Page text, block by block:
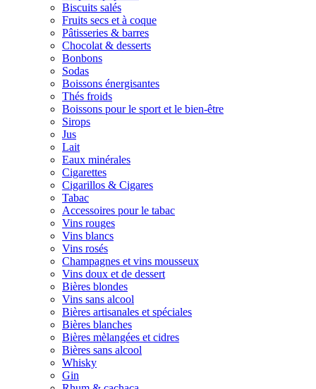
Biscuits salés
Fruits secs et à coque
Pâtisseries & barres
Chocolat & desserts
Bonbons
Sodas
Boissons énergisantes
Thés froids
Boissons pour le sport et le bien-être
Sirops
Jus
Lait
Eaux minérales
Cigarettes
Cigarillos & Cigares
Tabac
Accessoires pour le tabac
Vins rouges
Vins blancs
Vins rosés
Champagnes et vins mousseux
Vins doux et de dessert
Bières blondes
Vins sans alcool
Bières artisanales et spéciales
Bières blanches
Bières mèlangées et cidres
Bières sans alcool
Whisky
Gin